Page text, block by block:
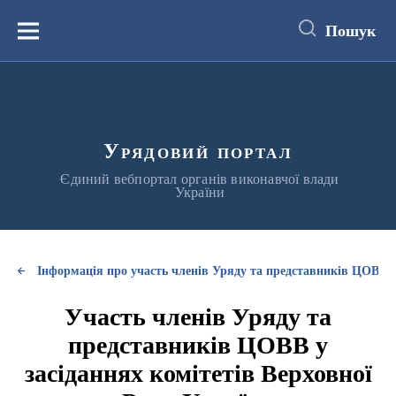
вмістуМеню Пошук
Урядовий портал
Єдиний вебпортал органів виконавчої влади
України
Інформація про участь членів Уряду та представників ЦОВВ
Участь членів Уряду та
представників ЦОВВ у
засіданнях комітетів Верховної